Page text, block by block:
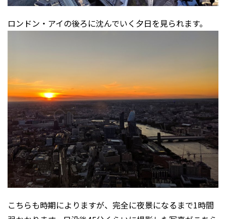
ロンドン・アイの後ろに沈んでいく夕日を見られます。
こちらも時期によりますが、完全に夜景になるまで1時間